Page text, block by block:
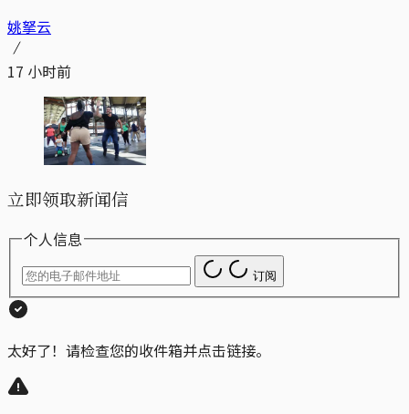
姚拏云
17 小时前
立即领取新闻信
个人信息
订阅
太好了！请检查您的收件箱并点击链接。